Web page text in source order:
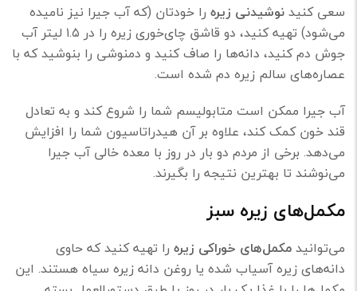
سعی کنیدنوشیدنی زیره را خودتان (که آب جیرا نیز نامیده
می‌شود) تهیه کنید، دو قاشق چای‌خوری زیره را در ۱.۵ لیتر آب
جوش دم کنید، دانه‌ها را صاف کنید و دمنوشی را بنوشید که با
عصاره‌های سالم زیره دم شده است.
آب جیرا ممکن است متابولیسم شما را شروع کند و به تعادل
قند خون کمک کند، علاوه بر آن هیدراتاسیون شما را افزایش
می‌دهد. برخی از مردم دو بار در روز با معده خالی آب جیرا
می‌نوشند تا بهترین نتیجه را بگیرند.
مکمل‌های زیره سبز
می‌توانیدمکمل‌های خوراکی زیره را تهیه کنید که حاوی
دانه‌های زیره آسیاب شده یا روغن دانه زیره سیاه هستند. این